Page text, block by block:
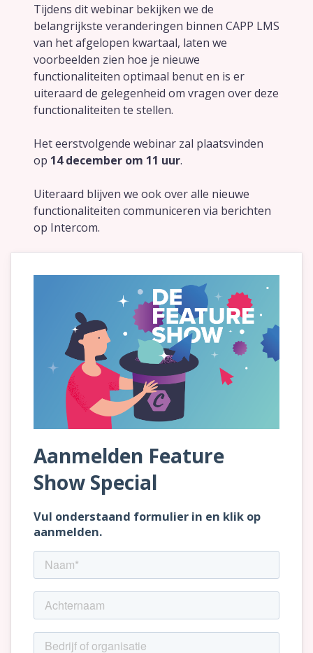
Oplossingen
Compliance Management
Online Academie
Maak zelf e-learning
Performance Support
Microlearning
Implementaties
SaaS
Integraties
Onze service
Klantenbestand
Resources
E-books & White Papers
Events & Webinars
Productsheets
Blog
Tijdens dit webinar bekijken we de
belangrijkste veranderingen binnen CAPP LMS
van het afgelopen kwartaal, laten we
voorbeelden zien hoe je nieuwe
functionaliteiten optimaal benut en is er
uiteraard de gelegenheid om vragen over deze
functionaliteiten te stellen.
Het eerstvolgende webinar zal plaatsvinden
op 14 december om 11 uur.
Uiteraard blijven we ook over alle nieuwe
functionaliteiten communiceren via berichten
op Intercom.